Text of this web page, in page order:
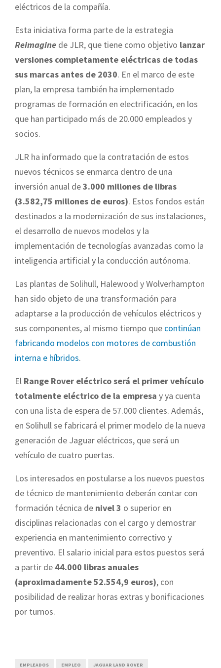
eléctricos de la compañía.
Esta iniciativa forma parte de la estrategia
Reimagine de JLR, que tiene como objetivo lanzar
versiones completamente eléctricas de todas
sus marcas antes de 2030. En el marco de este
plan, la empresa también ha implementado
programas de formación en electrificación, en los
que han participado más de 20.000 empleados y
socios.
JLR ha informado que la contratación de estos
nuevos técnicos se enmarca dentro de una
inversión anual de3.000 millones de libras
(3.582,75 millones de euros). Estos fondos están
destinados a la modernización de sus instalaciones,
el desarrollo de nuevos modelos y la
implementación de tecnologías avanzadas como la
inteligencia artificial y la conducción autónoma.
Las plantas de Solihull, Halewood y Wolverhampton
han sido objeto de una transformación para
adaptarse a la producción de vehículos eléctricos y
sus componentes, al mismo tiempo que continúan
fabricando modelos con motores de combustión
interna e híbridos.
El Range Rover eléctrico será el primer vehículo
totalmente eléctrico de la empresa y ya cuenta
con una lista de espera de 57.000 clientes. Además,
en Solihull se fabricará el primer modelo de la nueva
generación de Jaguar eléctricos, que será un
vehículo de cuatro puertas.
Los interesados en postularse a los nuevos puestos
de técnico de mantenimiento deberán contar con
formación técnica de nivel 3 o superior en
disciplinas relacionadas con el cargo y demostrar
experiencia en mantenimiento correctivo y
preventivo. El salario inicial para estos puestos será
a partir de 44.000 libras anuales
(aproximadamente 52.554,9 euros), con
posibilidad de realizar horas extras y bonificaciones
por turnos.
EMPLEADOS EMPLEO JAGUAR LAND ROVER